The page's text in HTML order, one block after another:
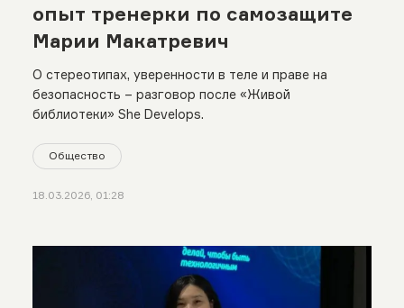
опыт тренерки по самозащите
Марии Макатревич
О стереотипах, уверенности в теле и праве на
безопасность – разговор после «Живой
библиотеки» She Develops.
Общество
18.03.2026, 01:28